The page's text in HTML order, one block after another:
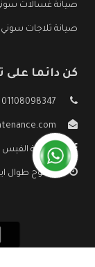
صيانة غسالات
صيانة ثلاجات سوني
كن دائما
01108098347
صفحة الفيس
مفتوح طوال